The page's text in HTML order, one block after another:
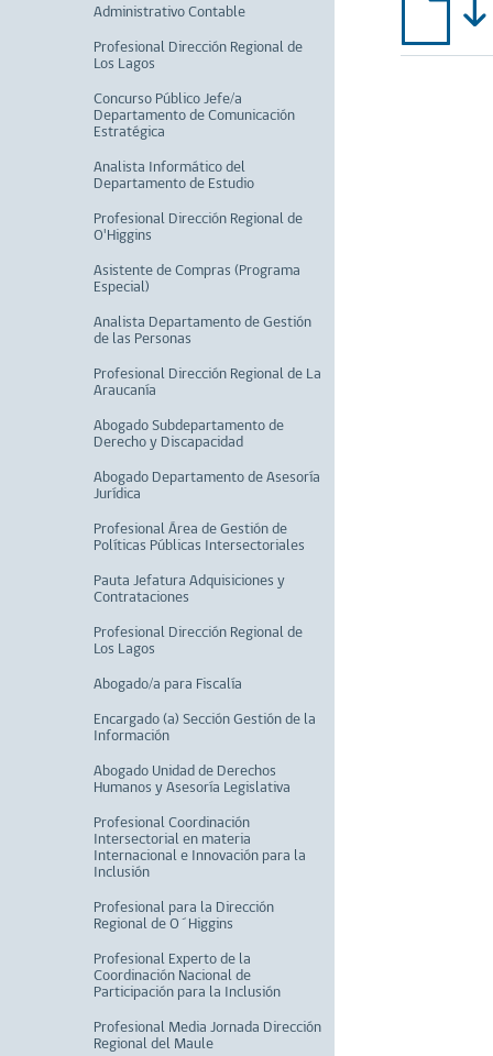
Administrativo Contable
Profesional Dirección Regional de
Los Lagos
Concurso Público Jefe/a
Departamento de Comunicación
Estratégica
Analista Informático del
Departamento de Estudio
Profesional Dirección Regional de
O'Higgins
Asistente de Compras (Programa
Especial)
Analista Departamento de Gestión
de las Personas
Profesional Dirección Regional de La
Araucanía
Abogado Subdepartamento de
Derecho y Discapacidad
Abogado Departamento de Asesoría
Jurídica
Profesional Área de Gestión de
Políticas Públicas Intersectoriales
Pauta Jefatura Adquisiciones y
Contrataciones
Profesional Dirección Regional de
Los Lagos
Abogado/a para Fiscalía
Encargado (a) Sección Gestión de la
Información
Abogado Unidad de Derechos
Humanos y Asesoría Legislativa
Profesional Coordinación
Intersectorial en materia
Internacional e Innovación para la
Inclusión
Profesional para la Dirección
Regional de O´Higgins
Profesional Experto de la
Coordinación Nacional de
Participación para la Inclusión
Profesional Media Jornada Dirección
Regional del Maule